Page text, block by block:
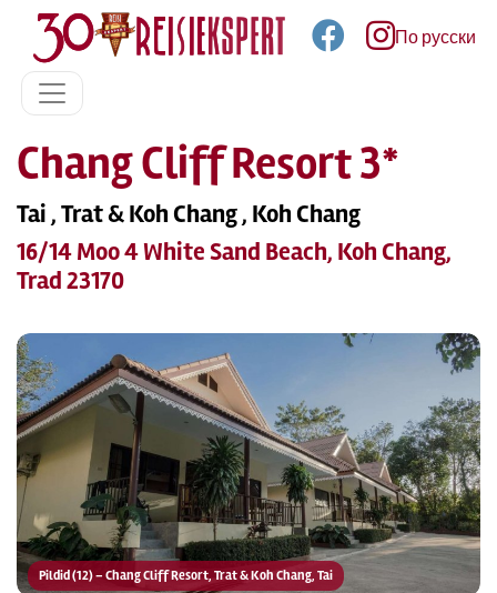
По русски
Chang Cliff Resort 3*
Tai , Trat & Koh Chang , Koh Chang
16/14 Moo 4 White Sand Beach, Koh Chang,
Trad 23170
Pildid (12) – Chang Cliff Resort, Trat & Koh Chang, Tai